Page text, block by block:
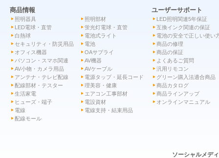
商品情報
照明器具
照明部材
LED電球・直管
蛍光灯電球・直管
白熱球
電池式ライト
セキュリティ・防災用品
電池
オフィス機器
OAサプライ
パソコン・スマホ関連
AV機器
AV小物・カメラ用品
AVケーブル
アンテナ・テレビ配線
電源タップ・延長コード
配線部材・テスター
理美容・健康
生活家電
エアコン工事部材
ヒューズ・端子
電設資材
電線
電線支持・結束用品
配線モール
ユーザーサポート
LED照明関連5年保証
互換インク関連の保証
電池の安全で正しい使い
商品の修理
商品の保証
よくあるご質問
汎用リモコン
グリーン購入法適合商品
商品カタログ
商品ラインアップ
オンラインマニュアル
ソーシャルメデ